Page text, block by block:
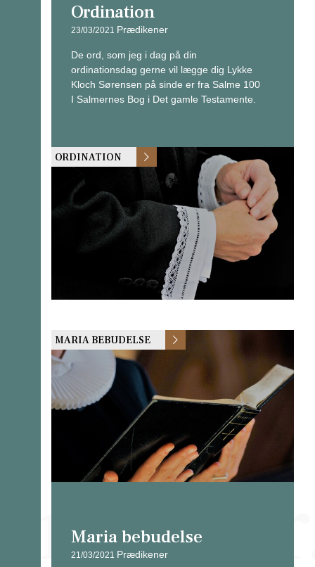
Ordination
23/03/2021 Prædikener
De ord, som jeg i dag på din
ordinationsdag gerne vil lægge dig Lykke
Kloch Sørensen på sinde er fra Salme 100
I Salmernes Bog i Det gamle Testamente.
ORDINATION
MARIA BEBUDELSE
Maria bebudelse
21/03/2021 Prædikener